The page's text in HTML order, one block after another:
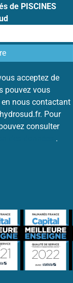
de PISCINES
acceptez de
pouvez vous
nous contactant
Pour
consulter
.